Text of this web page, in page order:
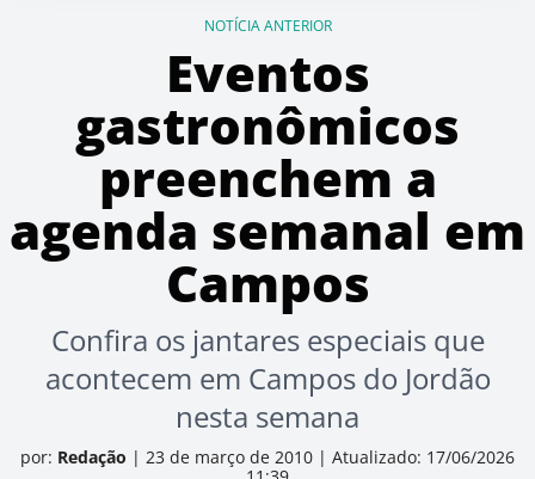
NOTÍCIA ANTERIOR
Eventos
gastronômicos
preenchem a
agenda semanal em
Campos
Confira os jantares especiais que
acontecem em Campos do Jordão
nesta semana
por: Redação | 23 de março de 2010 | Atualizado: 17/06/2026